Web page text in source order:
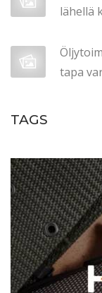
ö
u
o
l
l
a
M
P
Ö
-
lähellä
tapa
TAGS